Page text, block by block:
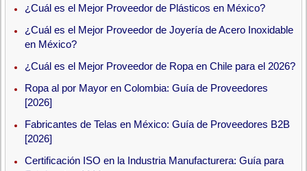
¿Cuál es el Mejor Proveedor de Plásticos en México?
¿Cuál es el Mejor Proveedor de Joyería de Acero Inoxidable
en México?
¿Cuál es el Mejor Proveedor de Ropa en Chile para el 2026?
Ropa al por Mayor en Colombia: Guía de Proveedores
[2026]
Fabricantes de Telas en México: Guía de Proveedores B2B
[2026]
Certificación ISO en la Industria Manufacturera: Guía para